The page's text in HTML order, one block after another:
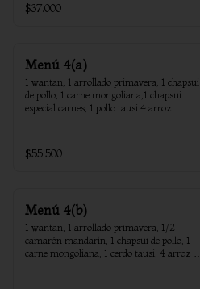
$37.000
Menú 4(a)
1 wantan, 1 arrollado primavera, 1 chapsui
de pollo, 1 carne mongoliana,1 chapsui
especial carnes, 1 pollo tausi 4 arroz
$55.500
Menú 4(b)
1 wantan, 1 arrollado primavera, 1/2
camarón mandarín, 1 chapsui de pollo, 1
carne mongoliana, 1 cerdo tausi, 4 arroz